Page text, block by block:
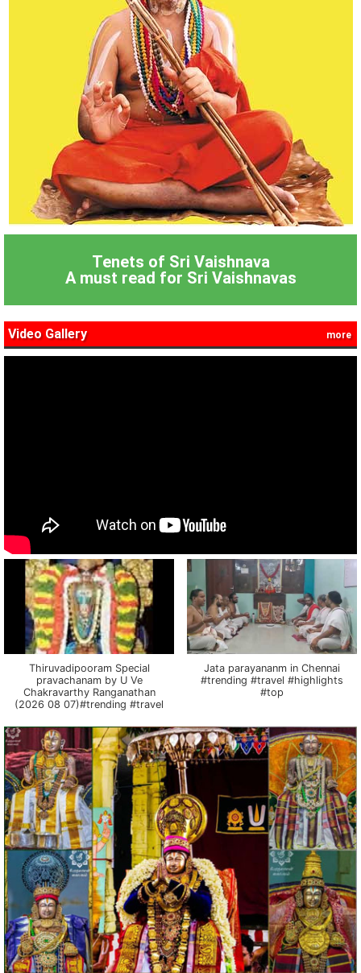
Tenets of Sri Vaishnava
A must read for Sri Vaishnavas
Video Gallery more
Thiruvadipooram Special
pravachanam by U Ve
Chakravarthy Ranganathan
(2026 08 07)#trending #travel
Jata parayananm in Chennai
#trending #travel #highlights
#top